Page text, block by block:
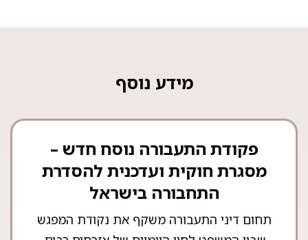
מידע נוסף
פקודת התעבורה נוסח חדש –
מסגרת חוקית ועדכנית להסדרת
התחבורה בישראל
תחום דיני התעבורה משקף את נקודת המפגש